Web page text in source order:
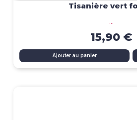
Tisanière vert
...
15,90 €
Ajouter au panier